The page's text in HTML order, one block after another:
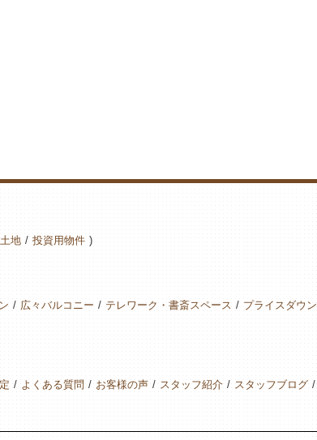
土地 投資用物件
広々バルコニー テレワーク・書斎スペース
プライスダウン
よくある質問 お客様の声 スタッフ紹介
スタッフブログ